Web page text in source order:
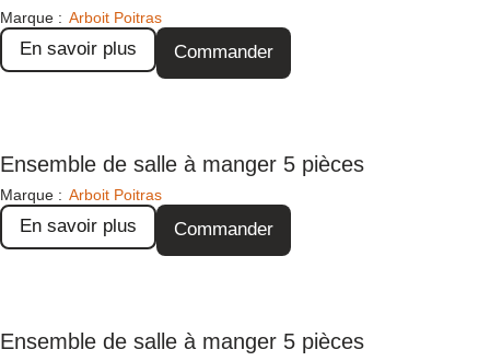
Marque : Arboit Poitras
En savoir plus Commander
Ensemble de salle à manger 5 pièces
Marque : Arboit Poitras
En savoir plus Commander
Ensemble de salle à manger 5 pièces